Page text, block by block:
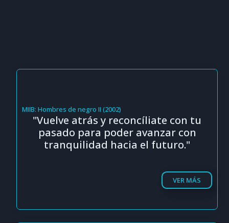
MIIB: Hombres de negro II (2002)
"Vuelve atrás y reconcíliate con tu
pasado para poder avanzar con
tranquilidad hacia el futuro."
VER MÁS